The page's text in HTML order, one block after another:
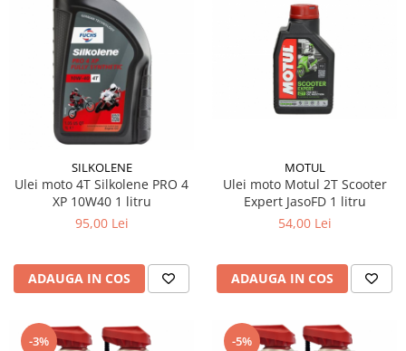
Cabluri si adaptoare telefoane
Echipamente Service
Huse Auto
Incarcatoare telefoane mobile
Parasolare Auto
Produse curatare IT
Siguranta Rutiera
Solutii Chimice
Stergatoare Auto
Electrica si Electronice Auto
Becuri Auto
LED
SILKOLENE
Ulei moto 4T Silkolene PRO 4
XP 10W40 1 litru
95,00 Lei
ADAUGA IN COS
MOTUL
Ulei moto Motul 2T Scooter
Expert JasoFD 1 litru
54,00 Lei
ADAUGA IN COS
-3% -5%